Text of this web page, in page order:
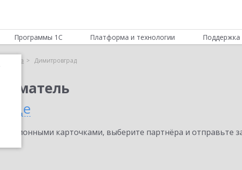
Программы 1С Платформа и технологии Поддержка
Димитровград
карточками, выберите партнёра и отправьте